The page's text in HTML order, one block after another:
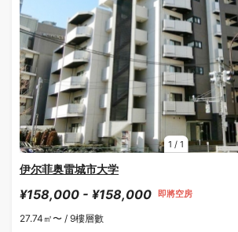
1 / 1
伊尔菲奥雷城市大学
¥158,000 - ¥158,000 即將空房
27.74㎡〜 / 9樓層數